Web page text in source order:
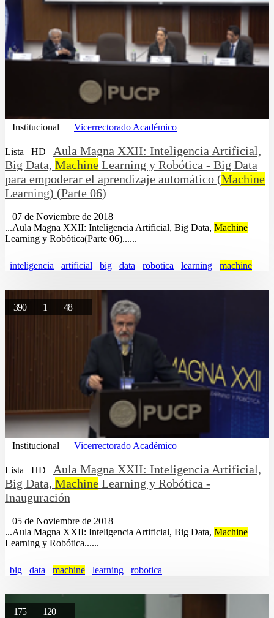
Institucional Vicerrectorado Académico
Lista HD
Aula Magna XXII: Inteligencia Artificial,
Big Data, Machine Learning y Robótica - Big Data
para empoderar el aprendizaje automático (Machine
Learning) (Parte 06)
07 de Noviembre de 2018
...Aula Magna XXII: Inteligencia Artificial, Big Data, Machine
Learning y Robótica(Parte 06)......
inteligencia artificial big data robotica learning machine
390 1 48
Institucional Vicerrectorado Académico
Lista HD
Aula Magna XXII: Inteligencia Artificial,
Big Data, Machine Learning y Robótica -
Inauguración
05 de Noviembre de 2018
...Aula Magna XXII: Inteligencia Artificial, Big Data, Machine
Learning y Robótica......
big data machine learning robotica
175 120